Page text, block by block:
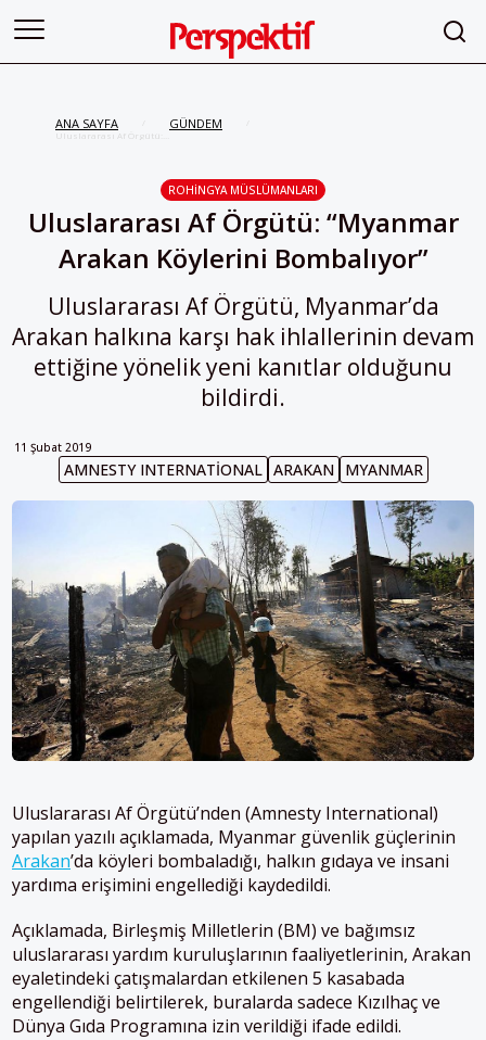
ANA SAYFA GÜNDEM
Uluslararası Af Örgütü:
“Myanmar Arakan Köylerini
ROHINGYA MÜSLÜMANLARI
Uluslararası Af Örgütü: “Myanmar
Arakan Köylerini Bombalıyor”
Uluslararası Af Örgütü, Myanmar’da
Arakan halkına karşı hak ihlallerinin devam
ettiğine yönelik yeni kanıtlar olduğunu
bildirdi.
11 Şubat 2019
AMNESTY INTERNATIONAL ARAKAN MYANMAR
Uluslararası Af Örgütü’nden (Amnesty International)
yapılan yazılı açıklamada, Myanmar güvenlik güçlerinin
Arakan’da köyleri bombaladığı, halkın gıdaya ve insani
yardıma erişimini engellediği kaydedildi.
Açıklamada, Birleşmiş Milletlerin (BM) ve bağımsız
uluslararası yardım kuruluşlarının faaliyetlerinin, Arakan
eyaletindeki çatışmalardan etkilenen 5 kasabada
engellendiği belirtilerek, buralarda sadece Kızılhaç ve
Dünya Gıda Programına izin verildiği ifade edildi.